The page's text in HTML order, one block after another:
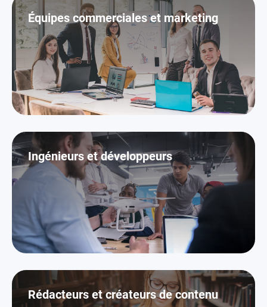
Équipes commerciales et marketing
Ingénieurs et développeurs
Rédacteurs et créateurs de contenu